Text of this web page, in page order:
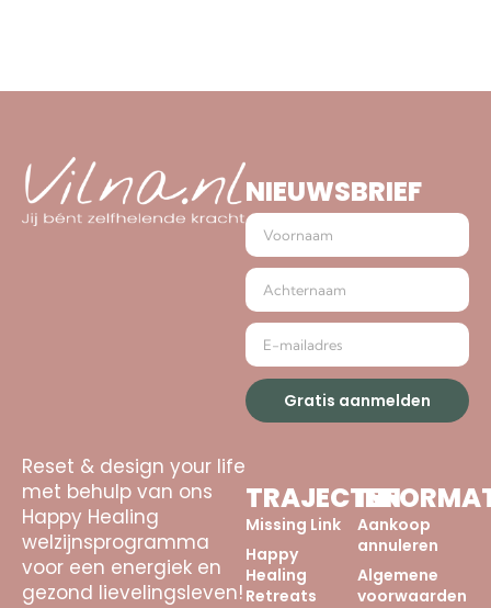
NIEUWSBRIEF
Gratis aanmelden
Reset & design your life
met behulp van ons
Happy Healing
welzijnsprogramma
voor een energiek en
gezond lievelingsleven!
TRAJECTEN
Missing Link
Happy
Healing
Retreats
Aankoop
annuleren
Algemene
voorwaarden